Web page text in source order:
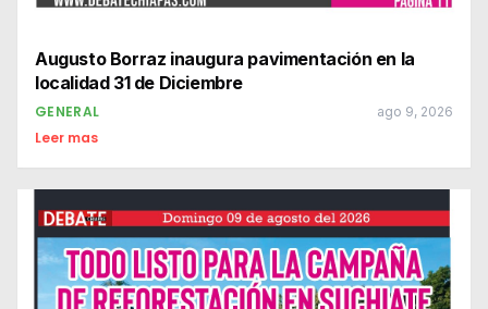
Augusto Borraz inaugura pavimentación en la
localidad 31 de Diciembre
GENERAL ago 9, 2026
Leer mas